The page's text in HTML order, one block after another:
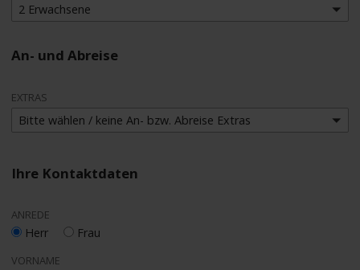
2 Erwachsene
An- und Abreise
EXTRAS
Bitte wählen / keine An- bzw. Abreise Extras
Ihre Kontaktdaten
ANREDE
Herr Frau
VORNAME